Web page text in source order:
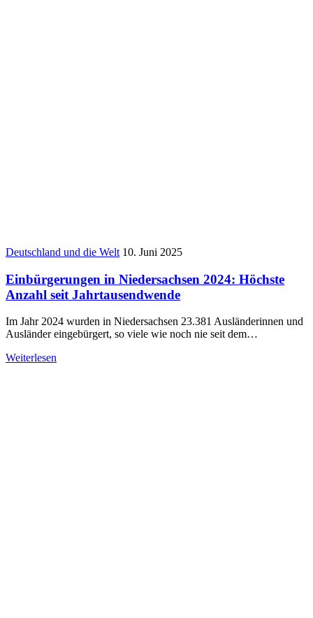
Deutschland und die Welt 10. Juni 2025
Einbürgerungen in Niedersachsen 2024: Höchste
Anzahl seit Jahrtausendwende
Im Jahr 2024 wurden in Niedersachsen 23.381 Ausländerinnen und
Ausländer eingebürgert, so viele wie noch nie seit dem…
Weiterlesen